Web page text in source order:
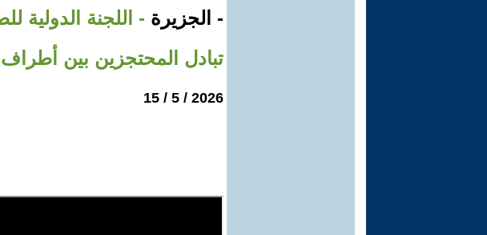
- الجزيرة - اللجنة الدولية
تبادل المحتجزين بين أطراف
2026 / 5 / 15